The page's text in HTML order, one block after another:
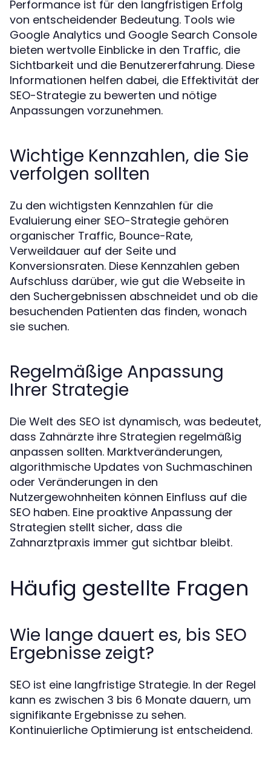
Performance ist für den langfristigen Erfolg
von entscheidender Bedeutung. Tools wie
Google Analytics und Google Search Console
bieten wertvolle Einblicke in den Traffic, die
Sichtbarkeit und die Benutzererfahrung. Diese
Informationen helfen dabei, die Effektivität der
SEO-Strategie zu bewerten und nötige
Anpassungen vorzunehmen.
Wichtige Kennzahlen, die Sie
verfolgen sollten
Zu den wichtigsten Kennzahlen für die
Evaluierung einer SEO-Strategie gehören
organischer Traffic, Bounce-Rate,
Verweildauer auf der Seite und
Konversionsraten. Diese Kennzahlen geben
Aufschluss darüber, wie gut die Webseite in
den Suchergebnissen abschneidet und ob die
besuchenden Patienten das finden, wonach
sie suchen.
Regelmäßige Anpassung
Ihrer Strategie
Die Welt des SEO ist dynamisch, was bedeutet,
dass Zahnärzte ihre Strategien regelmäßig
anpassen sollten. Marktveränderungen,
algorithmische Updates von Suchmaschinen
oder Veränderungen in den
Nutzergewohnheiten können Einfluss auf die
SEO haben. Eine proaktive Anpassung der
Strategien stellt sicher, dass die
Zahnarztpraxis immer gut sichtbar bleibt.
Häufig gestellte Fragen
Wie lange dauert es, bis SEO
Ergebnisse zeigt?
SEO ist eine langfristige Strategie. In der Regel
kann es zwischen 3 bis 6 Monate dauern, um
signifikante Ergebnisse zu sehen.
Kontinuierliche Optimierung ist entscheidend.